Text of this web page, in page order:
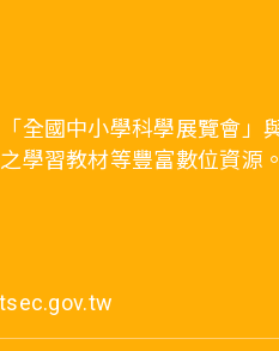
全國中小學科學展覽會」
學習教材等豐富數位資源。